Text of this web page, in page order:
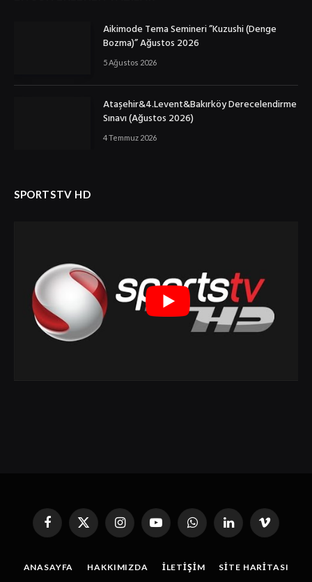
Aikimode Tema Semineri ”Kuzushi (Denge
Bozma)” Ağustos 2026
5 Ağustos 2026
Ataşehir&4.Levent&Bakırköy Derecelendirme
Sınavı (Ağustos 2026)
4 Temmuz 2026
SPORTSTV HD
Facebook
X
(Twitter)
InstagramYouTubeWhatsAppLinkedin'de
Paylaş
Vimeo
ANASAYFA HAKKIMIZDA İLETIŞIM SITE HARITASI